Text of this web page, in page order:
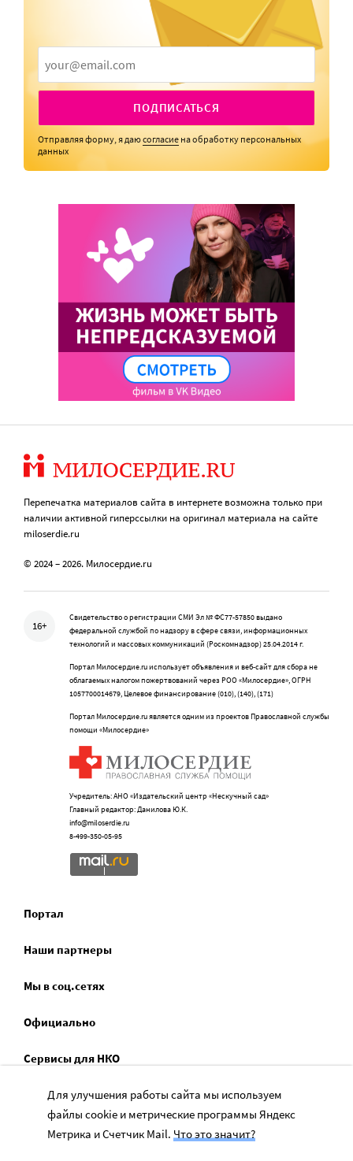
ПОДПИСАТЬСЯ
Отправляя форму, я даюсогласие на обработку персональных
данных
Перепечатка материалов сайта в интернете возможна только при
наличии активной гиперссылки на оригинал материала на сайте
miloserdie.ru
© 2024 – 2026. Милосердие.ru
16+
Свидетельство о регистрации СМИ Эл № ФС77-57850 выдано
федеральной службой по надзору в сфере связи, информационных
технологий и массовых коммуникаций (Роскомнадзор) 25.04.2014 г.
Портал Милосердие.ru использует объявления и веб-сайт для сбора не
облагаемых налогом пожертвований через РОО «Милосердие», ОГРН
1057700014679, Целевое финансирование (010), (140), (171)
Портал Милосердие.ru является одним из проектов Православной службы
помощи «Милосердие»
Учредитель: АНО «Издательский центр «Нескучный сад»
Главный редактор: Данилова Ю.К.
info@miloserdie.ru
8-499-350-05-95
Портал
Наши партнеры
Мы в соц.сетях
Официально
Сервисы для НКО
Спецпроекты
Социальное служение
Для улучшения работы сайта мы используем
файлы cookie и метрические программы Яндекс
Метрика и Счетчик Mail. Что это значит?